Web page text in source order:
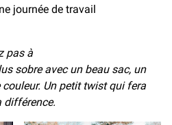
journée de travail
pas à
sobre avec un beau sac, un
Un petit twist qui fera
différence.